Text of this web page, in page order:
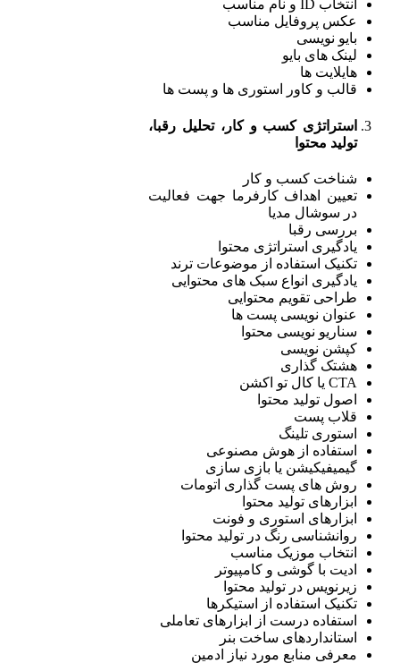
انتخاب ID و نام مناسب
عکس پروفایل مناسب
بایو نویسی
لینک های بایو
هایلایت ها
قالب و کاور استوری ها و پست ها
استراتژی کسب و کار، تحلیل رقبا،
تولید محتوا
شناخت کسب و کار
تعیین اهداف کارفرما جهت فعالیت
در سوشال مدیا
بررسی رقبا
یادگیری استراتژی محتوا
تکنیک استفاده از موضوعات ترند
یادگیری انواع سبک های محتوایی
طراحی تقویم محتوایی
عنوان نویسی پست ها
سناریو نویسی محتوا
کپشن نویسی
هشتک گذاری
CTA یا کال تو اکشن
اصول تولید محتوا
قلاب پست
استوری تلینگ
استفاده از هوش مصنوعی
گیمیفیکیشن یا بازی سازی
روش های پست گذاری اتومات
ابزارهای تولید محتوا
ابزارهای استوری و فونت
روانشناسی رنگ در تولید محتوا
انتخاب موزیک مناسب
ادیت با گوشی و کامپیوتر
زیرنویس در تولید محتوا
تکنیک استفاده از استیکرها
استفاده درست از ابزارهای تعاملی
استانداردهای ساخت بنر
معرفی منابع مورد نیاز ادمین